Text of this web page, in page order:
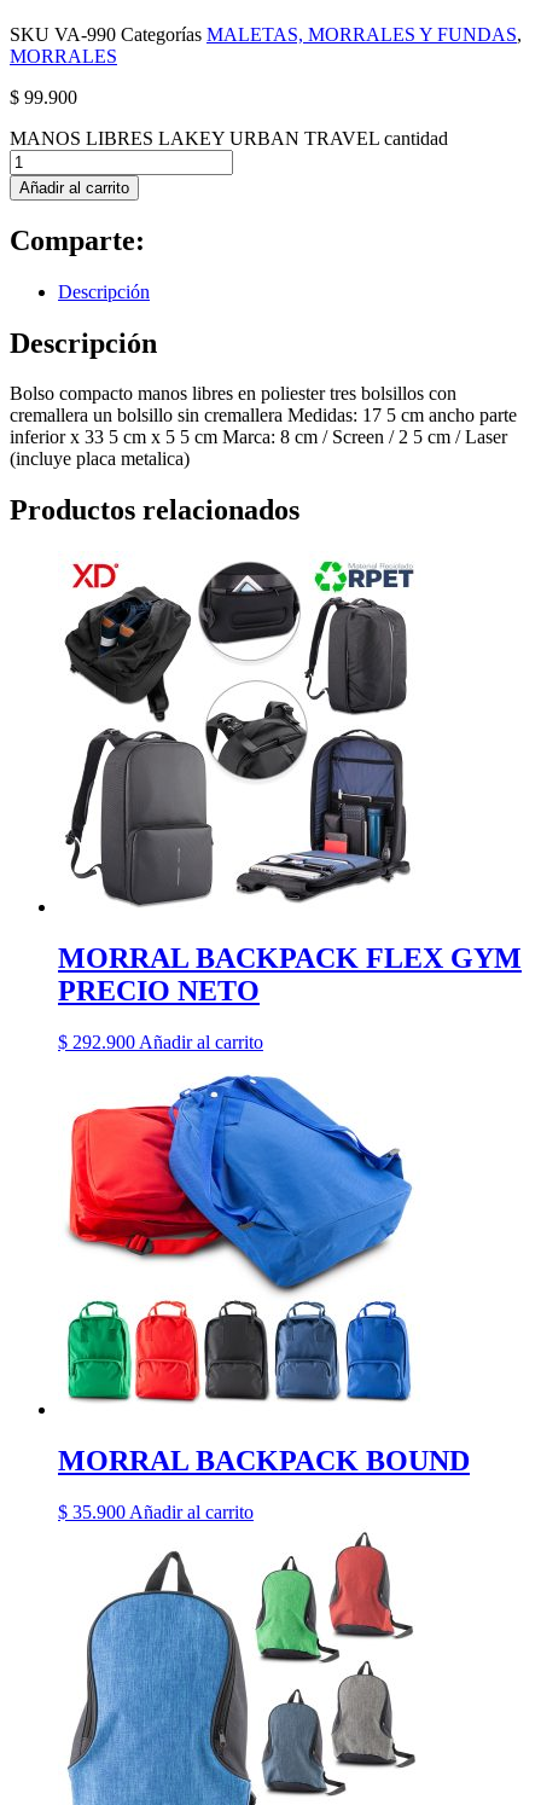
SKU VA-990 Categorías MALETAS, MORRALES Y FUNDAS,
MORRALES
$ 99.900
MANOS LIBRES LAKEY URBAN TRAVEL cantidad
Añadir al carrito
Comparte:
Descripción
Descripción
Bolso compacto manos libres en poliester tres bolsillos con
cremallera un bolsillo sin cremallera Medidas: 17 5 cm ancho parte
inferior x 33 5 cm x 5 5 cm Marca: 8 cm / Screen / 2 5 cm / Laser
(incluye placa metalica)
Productos relacionados
MORRAL BACKPACK FLEX GYM
PRECIO NETO
$ 292.900 Añadir al carrito
MORRAL BACKPACK BOUND
$ 35.900 Añadir al carrito